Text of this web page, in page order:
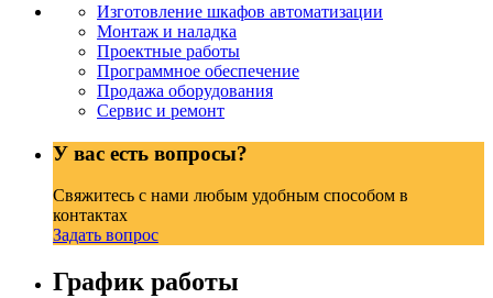
Изготовление шкафов автоматизации
Монтаж и наладка
Проектные работы
Программное обеспечение
Продажа оборудования
Сервис и ремонт
У вас есть вопросы?
Свяжитесь с нами любым удобным способом в
контактах
Задать вопрос
График работы